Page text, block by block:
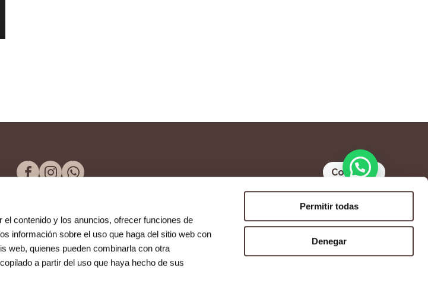
contenido y los anuncios, ofrecer funciones de
información sobre el uso que haga del sitio web con
web, quienes pueden combinarla con otra
a partir del uso que haya hecho de sus
Permitir todas
Denegar
Contacto
Tel. 957 298 661
Paseo de la Victoria 53 Bajo,